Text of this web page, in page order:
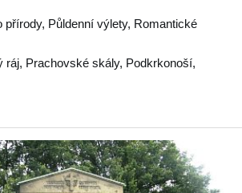
přírody, Půldenní výlety, Romantické
ráj, Prachovské skály, Podkrkonoší,